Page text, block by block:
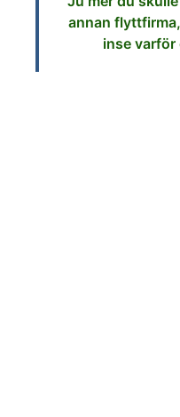
annan
inse varför